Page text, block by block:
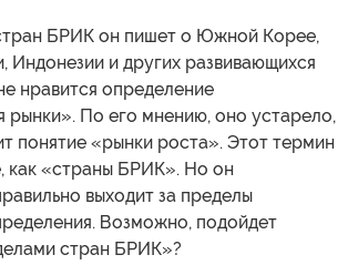
БРИК он пишет о Южной Корее,
Индонезии и других развивающихся
нравится определение
рынки». По его мнению, оно устарело,
понятие «рынки роста». Этот термин
как «страны БРИК». Но он
выходит за пределы
Возможно, подойдет
стран БРИК»?